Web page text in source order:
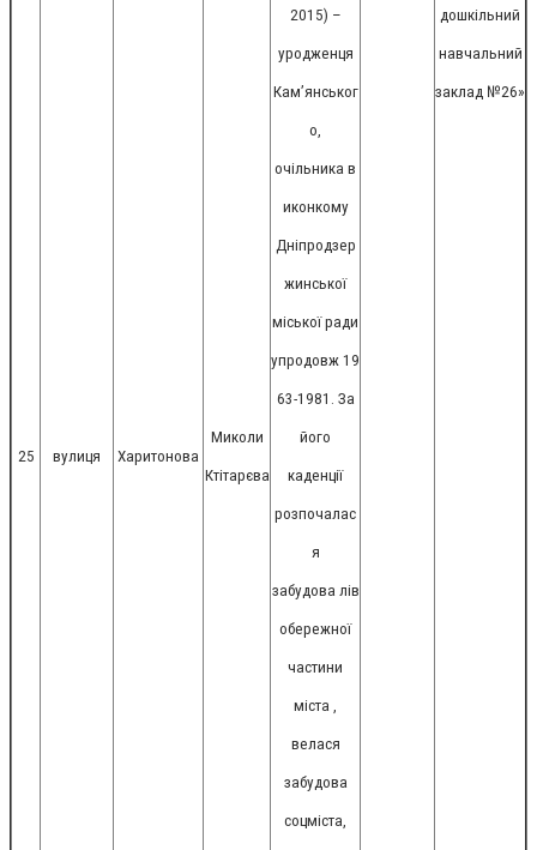
25 вулиця Харитонова
Миколи
Ктітарєва
2015) –
уродженця
Кам’янськог
о,
очільника в
иконкому
Дніпродзер
жинської
міської ради
упродовж 19
63-1981. За
його
каденції
розпочалас
я
забудова лів
обережної
частини
міста ,
велася
забудова
соцміста,
дошкільний
навчальний
заклад №26»